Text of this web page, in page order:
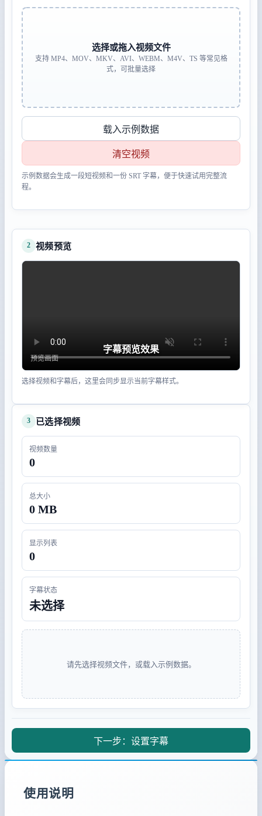
选择或拖入视频文件
支持 MP4、MOV、MKV、AVI、WEBM、M4V、TS 等常见格
式，可批量选择
载入示例数据
清空视频
示例数据会生成一段短视频和一份 SRT 字幕，便于快速试用完整流
程。
2 视频预览
字幕预览效果
选择视频和字幕后，这里会同步显示当前字幕样式。
3 已选择视频
视频数量
0
总大小
0 MB
显示列表
0
字幕状态
未选择
请先选择视频文件，或载入示例数据。
下一步：设置字幕
使用说明